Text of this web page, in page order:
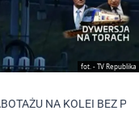
fot. - TV Republika
NA KOLEI BEZ